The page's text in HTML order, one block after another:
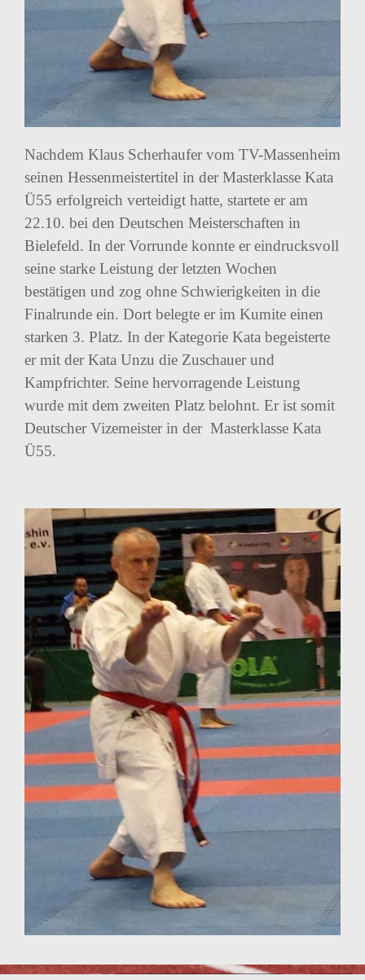
Nachdem Klaus Scherhaufer vom TV-Massenheim
seinen Hessenmeistertitel in der Masterklasse Kata
Ü55 erfolgreich verteidigt hatte, startete er am
22.10. bei den Deutschen Meisterschaften in
Bielefeld. In der Vorrunde konnte er eindrucksvoll
seine starke Leistung der letzten Wochen
bestätigen und zog ohne Schwierigkeiten in die
Finalrunde ein. Dort belegte er im Kumite einen
starken 3. Platz. In der Kategorie Kata begeisterte
er mit der Kata Unzu die Zuschauer und
Kampfrichter. Seine hervorragende Leistung
wurde mit dem zweiten Platz belohnt. Er ist somit
Deutscher Vizemeister in der Masterklasse Kata
Ü55.